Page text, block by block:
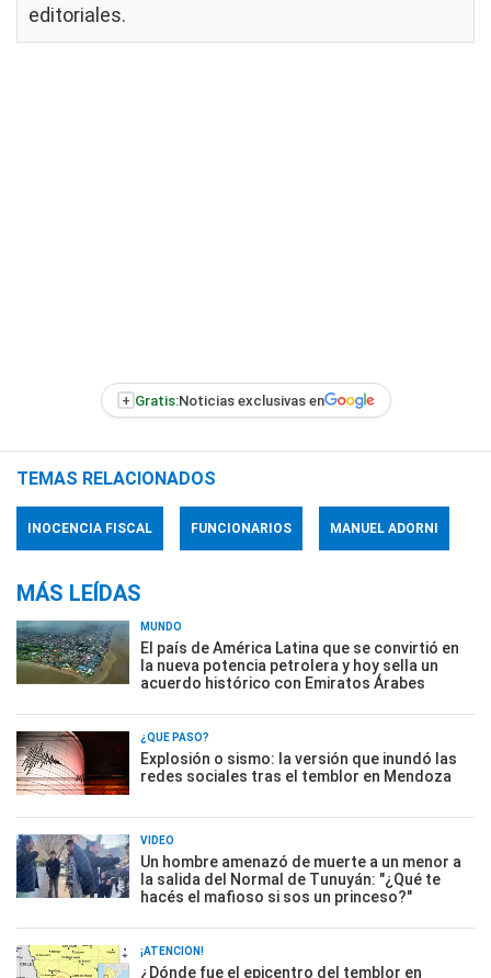
editoriales.
+ Gratis:Noticias exclusivas en
TEMAS RELACIONADOS
INOCENCIA FISCAL FUNCIONARIOS MANUEL ADORNI
MÁS LEÍDAS
MUNDO
El país de América Latina que se convirtió en
la nueva potencia petrolera y hoy sella un
acuerdo histórico con Emiratos Árabes
¿QUÉ PASÓ?
Explosión o sismo: la versión que inundó las
redes sociales tras el temblor en Mendoza
VIDEO
Un hombre amenazó de muerte a un menor a
la salida del Normal de Tunuyán: "¿Qué te
hacés el mafioso si sos un princeso?"
¡ATENCIÓN!
¿Dónde fue el epicentro del temblor en